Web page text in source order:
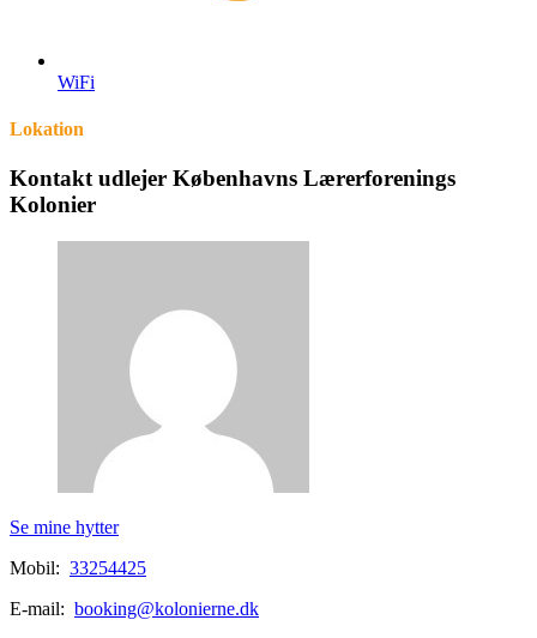
WiFi
Lokation
Kontakt udlejer Københavns Lærerforenings
Kolonier
Se mine hytter
Mobil: 33254425
E-mail: booking@kolonierne.dk